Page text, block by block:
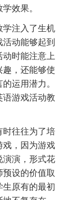
效果。
学注入了生机
动能够起到
时能注意上
趣，还能够使
运用潜力。
语游戏活动教
时往往为了培
戏，因为游戏
演演，形式花
设的价值取
生原有的最初